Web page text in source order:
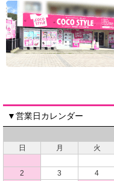
▼営業日カレンダー
日 月 火
2
3 4